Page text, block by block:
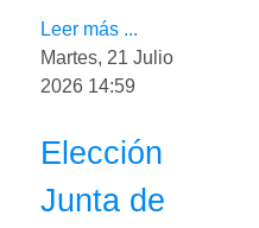
Leer más ...
Martes, 21 Julio
2026 14:59
Elección
Junta de